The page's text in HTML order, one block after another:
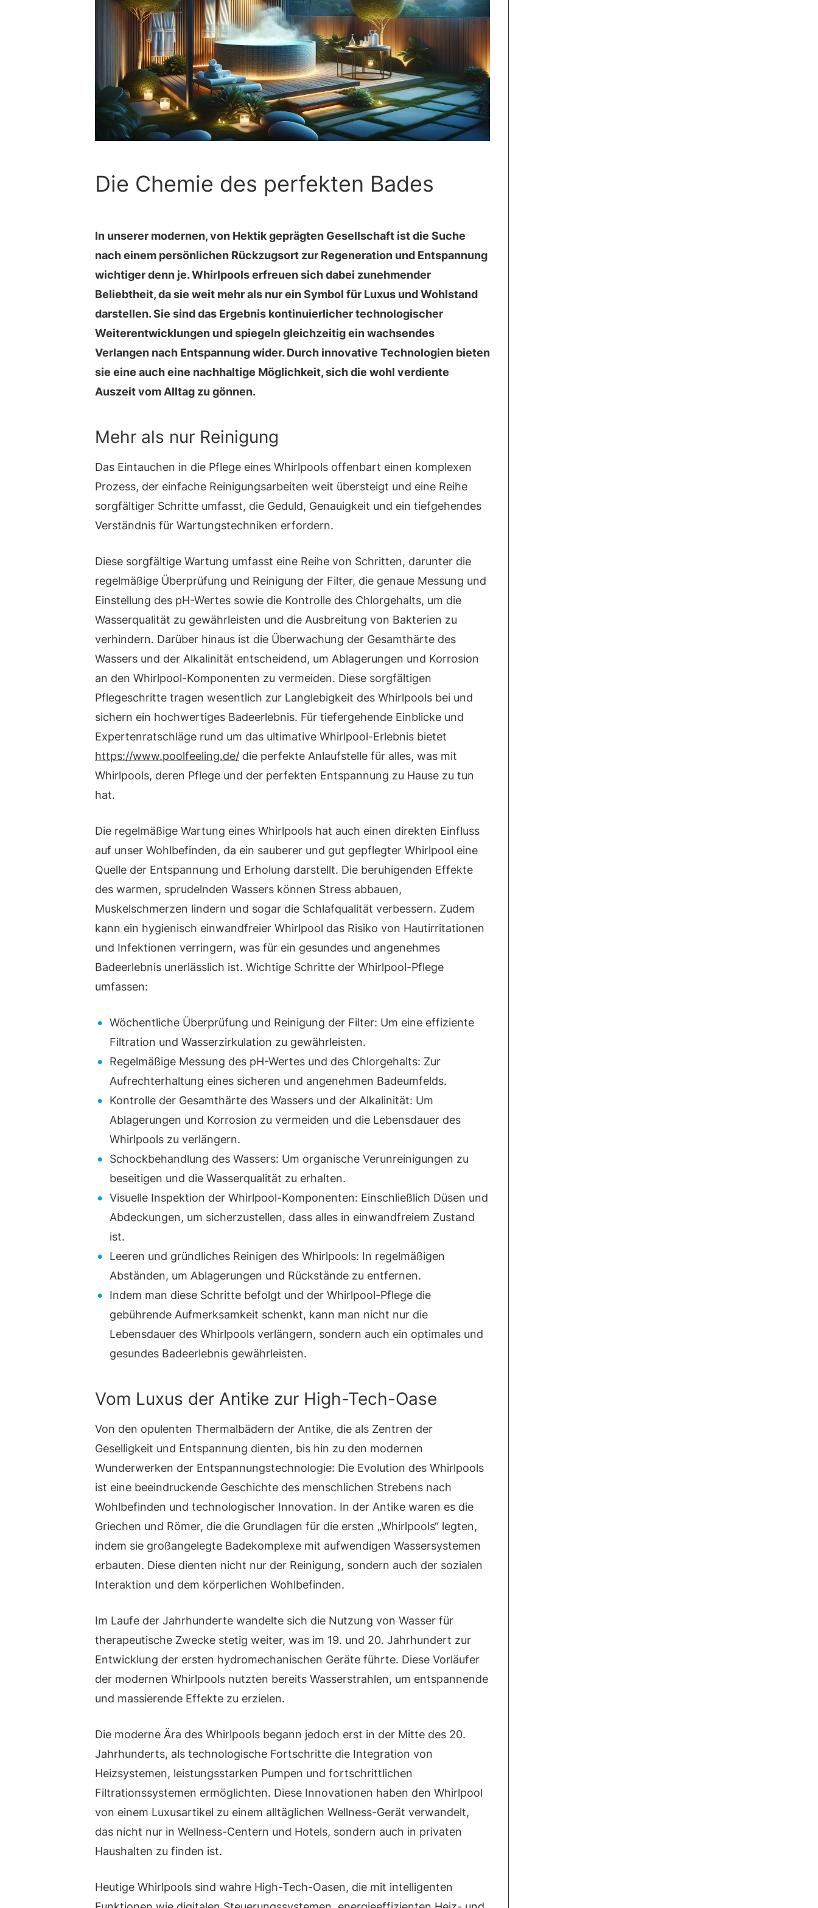
Die Chemie des perfekten Bades
In unserer modernen, von Hektik geprägten Gesellschaft ist die Suche
nach einem persönlichen Rückzugsort zur Regeneration und Entspannung
wichtiger denn je. Whirlpools erfreuen sich dabei zunehmender
Beliebtheit, da sie weit mehr als nur ein Symbol für Luxus und Wohlstand
darstellen. Sie sind das Ergebnis kontinuierlicher technologischer
Weiterentwicklungen und spiegeln gleichzeitig ein wachsendes
Verlangen nach Entspannung wider. Durch innovative Technologien bieten
sie eine auch eine nachhaltige Möglichkeit, sich die wohl verdiente
Auszeit vom Alltag zu gönnen.
Mehr als nur Reinigung
Das Eintauchen in die Pflege eines Whirlpools offenbart einen komplexen
Prozess, der einfache Reinigungsarbeiten weit übersteigt und eine Reihe
sorgfältiger Schritte umfasst, die Geduld, Genauigkeit und ein tiefgehendes
Verständnis für Wartungstechniken erfordern.
Diese sorgfältige Wartung umfasst eine Reihe von Schritten, darunter die
regelmäßige Überprüfung und Reinigung der Filter, die genaue Messung und
Einstellung des pH-Wertes sowie die Kontrolle des Chlorgehalts, um die
Wasserqualität zu gewährleisten und die Ausbreitung von Bakterien zu
verhindern. Darüber hinaus ist die Überwachung der Gesamthärte des
Wassers und der Alkalinität entscheidend, um Ablagerungen und Korrosion
an den Whirlpool-Komponenten zu vermeiden. Diese sorgfältigen
Pflegeschritte tragen wesentlich zur Langlebigkeit des Whirlpools bei und
sichern ein hochwertiges Badeerlebnis. Für tiefergehende Einblicke und
Expertenratschläge rund um das ultimative Whirlpool-Erlebnis bietet
https://www.poolfeeling.de/ die perfekte Anlaufstelle für alles, was mit
Whirlpools, deren Pflege und der perfekten Entspannung zu Hause zu tun
hat.
Die regelmäßige Wartung eines Whirlpools hat auch einen direkten Einfluss
auf unser Wohlbefinden, da ein sauberer und gut gepflegter Whirlpool eine
Quelle der Entspannung und Erholung darstellt. Die beruhigenden Effekte
des warmen, sprudelnden Wassers können Stress abbauen,
Muskelschmerzen lindern und sogar die Schlafqualität verbessern. Zudem
kann ein hygienisch einwandfreier Whirlpool das Risiko von Hautirritationen
und Infektionen verringern, was für ein gesundes und angenehmes
Badeerlebnis unerlässlich ist. Wichtige Schritte der Whirlpool-Pflege
umfassen:
Wöchentliche Überprüfung und Reinigung der Filter: Um eine effiziente
Filtration und Wasserzirkulation zu gewährleisten.
Regelmäßige Messung des pH-Wertes und des Chlorgehalts: Zur
Aufrechterhaltung eines sicheren und angenehmen Badeumfelds.
Kontrolle der Gesamthärte des Wassers und der Alkalinität: Um
Ablagerungen und Korrosion zu vermeiden und die Lebensdauer des
Whirlpools zu verlängern.
Schockbehandlung des Wassers: Um organische Verunreinigungen zu
beseitigen und die Wasserqualität zu erhalten.
Visuelle Inspektion der Whirlpool-Komponenten: Einschließlich Düsen und
Abdeckungen, um sicherzustellen, dass alles in einwandfreiem Zustand
ist.
Leeren und gründliches Reinigen des Whirlpools: In regelmäßigen
Abständen, um Ablagerungen und Rückstände zu entfernen.
Indem man diese Schritte befolgt und der Whirlpool-Pflege die
gebührende Aufmerksamkeit schenkt, kann man nicht nur die
Lebensdauer des Whirlpools verlängern, sondern auch ein optimales und
gesundes Badeerlebnis gewährleisten.
Vom Luxus der Antike zur High-Tech-Oase
Von den opulenten Thermalbädern der Antike, die als Zentren der
Geselligkeit und Entspannung dienten, bis hin zu den modernen
Wunderwerken der Entspannungstechnologie: Die Evolution des Whirlpools
ist eine beeindruckende Geschichte des menschlichen Strebens nach
Wohlbefinden und technologischer Innovation. In der Antike waren es die
Griechen und Römer, die die Grundlagen für die ersten „Whirlpools“ legten,
indem sie großangelegte Badekomplexe mit aufwendigen Wassersystemen
erbauten. Diese dienten nicht nur der Reinigung, sondern auch der sozialen
Interaktion und dem körperlichen Wohlbefinden.
Im Laufe der Jahrhunderte wandelte sich die Nutzung von Wasser für
therapeutische Zwecke stetig weiter, was im 19. und 20. Jahrhundert zur
Entwicklung der ersten hydromechanischen Geräte führte. Diese Vorläufer
der modernen Whirlpools nutzten bereits Wasserstrahlen, um entspannende
und massierende Effekte zu erzielen.
Die moderne Ära des Whirlpools begann jedoch erst in der Mitte des 20.
Jahrhunderts, als technologische Fortschritte die Integration von
Heizsystemen, leistungsstarken Pumpen und fortschrittlichen
Filtrationssystemen ermöglichten. Diese Innovationen haben den Whirlpool
von einem Luxusartikel zu einem alltäglichen Wellness-Gerät verwandelt,
das nicht nur in Wellness-Centern und Hotels, sondern auch in privaten
Haushalten zu finden ist.
Heutige Whirlpools sind wahre High-Tech-Oasen, die mit intelligenten